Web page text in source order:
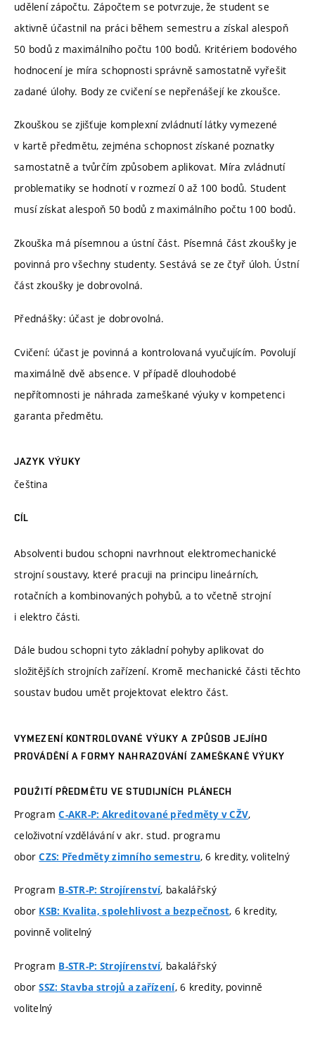
udělení zápočtu. Zápočtem se potvrzuje, že student se
aktivně účastnil na práci během semestru a získal alespoň
50 bodů z maximálního počtu 100 bodů. Kritériem bodového
hodnocení je míra schopnosti správně samostatně vyřešit
zadané úlohy. Body ze cvičení se nepřenášejí ke zkoušce.
Zkouškou se zjišťuje komplexní zvládnutí látky vymezené
v kartě předmětu, zejména schopnost získané poznatky
samostatně a tvůrčím způsobem aplikovat. Míra zvládnutí
problematiky se hodnotí v rozmezí 0 až 100 bodů. Student
musí získat alespoň 50 bodů z maximálního počtu 100 bodů.
Zkouška má písemnou a ústní část. Písemná část zkoušky je
povinná pro všechny studenty. Sestává se ze čtyř úloh. Ústní
část zkoušky je dobrovolná.
Přednášky: účast je dobrovolná.
Cvičení: účast je povinná a kontrolovaná vyučujícím. Povolují
maximálně dvě absence. V případě dlouhodobé
nepřítomnosti je náhrada zameškané výuky v kompetenci
garanta předmětu.
JAZYK VÝUKY
čeština
CÍL
Absolventi budou schopni navrhnout elektromechanické
strojní soustavy, které pracuji na principu lineárních,
rotačních a kombinovaných pohybů, a to včetně strojní
i elektro části.
Dále budou schopni tyto základní pohyby aplikovat do
složitějších strojních zařízení. Kromě mechanické části těchto
soustav budou umět projektovat elektro část.
VYMEZENÍ KONTROLOVANÉ VÝUKY A ZPŮSOB JEJÍHO
PROVÁDĚNÍ A FORMY NAHRAZOVÁNÍ ZAMEŠKANÉ VÝUKY
POUŽITÍ PŘEDMĚTU VE STUDIJNÍCH PLÁNECH
ProgramC-AKR-P: Akreditované předměty v CŽV,
celoživotní vzdělávání v akr. stud. programu
oborCZS: Předměty zimního semestru, 6 kredity, volitelný
Program B-STR-P: Strojírenství, bakalářský
obor KSB: Kvalita, spolehlivost a bezpečnost, 6 kredity,
povinně volitelný
Program B-STR-P: Strojírenství, bakalářský
oborSSZ: Stavba strojů a zařízení, 6 kredity, povinně
volitelný